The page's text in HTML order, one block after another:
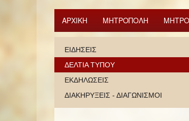
ΑΡΧΙΚΗ ΜΗΤΡΟΠΟΛΗ
ΕΙΔΗΣΕΙΣ
ΔΕΛΤΙΑ ΤΥΠΟΥ
ΕΚΔΗΛΩΣΕΙΣ
ΔΙΑΚΗΡΥΞΕΙΣ - ΔΙΑΓΩΝΙΣΜΟΙ